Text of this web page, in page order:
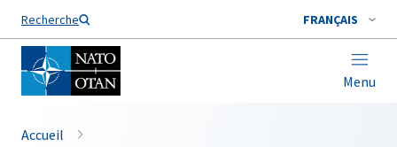
Recherche FRANÇAIS
Menu
Nom de famille*
Accueil